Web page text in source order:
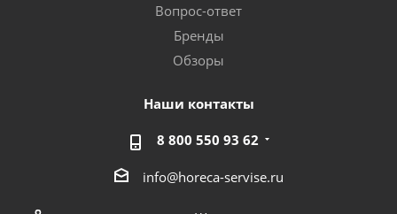
Вопрос-ответ
Бренды
Обзоры
Наши контакты
8 800 550 93 62
info@horeca-servise.ru